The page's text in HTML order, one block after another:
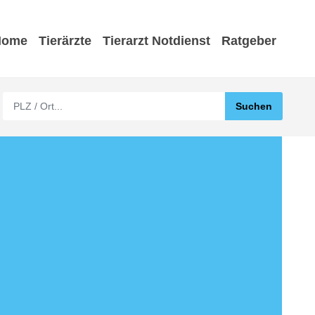
Tierärzte Tierarzt Notdienst Ratgeber